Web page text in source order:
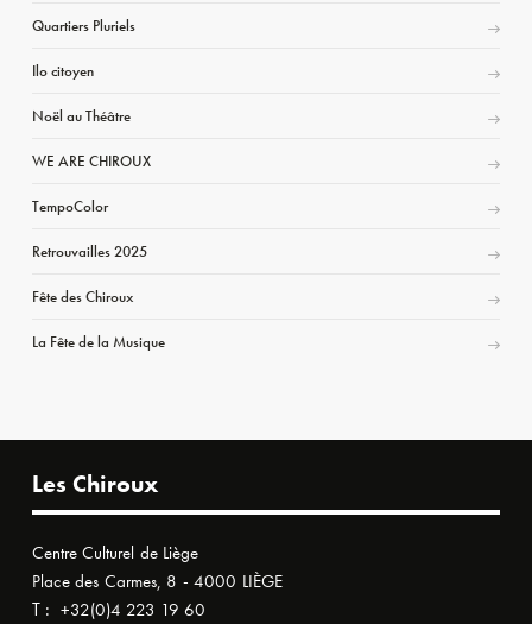
Quartiers Pluriels
Ilo citoyen
Noël au Théâtre
WE ARE CHIROUX
TempoColor
Retrouvailles 2025
Fête des Chiroux
La Fête de la Musique
Les Chiroux
Centre Culturel de Liège
Place des Carmes, 8 - 4000 LIÈGE
T : +32(0)4 223 19 60